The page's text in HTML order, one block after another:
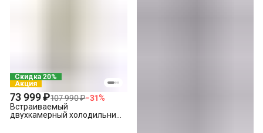
Скидка 20%
Акция
73 999 ₽107 990 ₽−31%
Встраиваемый
двухкамерный холодильник